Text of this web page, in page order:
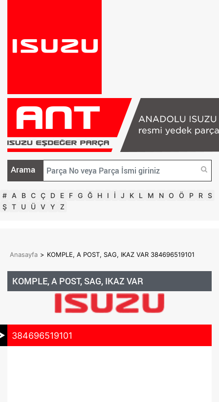
Arama
# A B C Ç D E F G Ğ H I İ J K L M N O Ö P R S
Ş T U Ü V Y Z
Anasayfa > KOMPLE, A POST, SAG, IKAZ VAR 384696519101
KOMPLE, A POST, SAG, IKAZ VAR
384696519101